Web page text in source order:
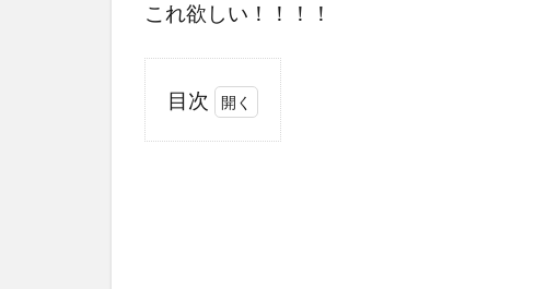
これ欲しい！！！！
目次
1